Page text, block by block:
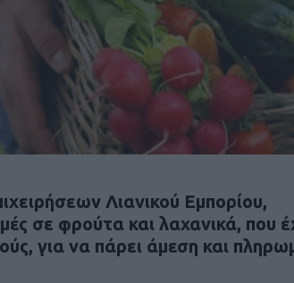
Λιανικού Εμπορίου,
σε φρούτα και λαχανικά, που
για να πάρει άμεση και